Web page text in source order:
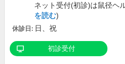
ネット受付(初診)は鼠径ヘ
を読む)
休診日: 日、祝
初診受付